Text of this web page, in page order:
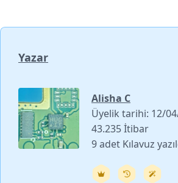
Yazar
Alisha C
Üyelik tarihi: 12/
43.235 İtibar
9 adet Kılavuz